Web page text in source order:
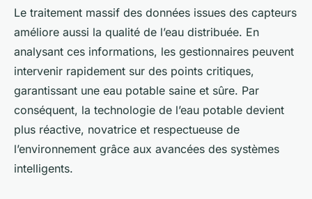
Le traitement massif des données issues des capteurs
améliore aussi la qualité de l’eau distribuée. En
analysant ces informations, les gestionnaires peuvent
intervenir rapidement sur des points critiques,
garantissant une eau potable saine et sûre. Par
conséquent, la technologie de l’eau potable devient
plus réactive, novatrice et respectueuse de
l’environnement grâce aux avancées des systèmes
intelligents.